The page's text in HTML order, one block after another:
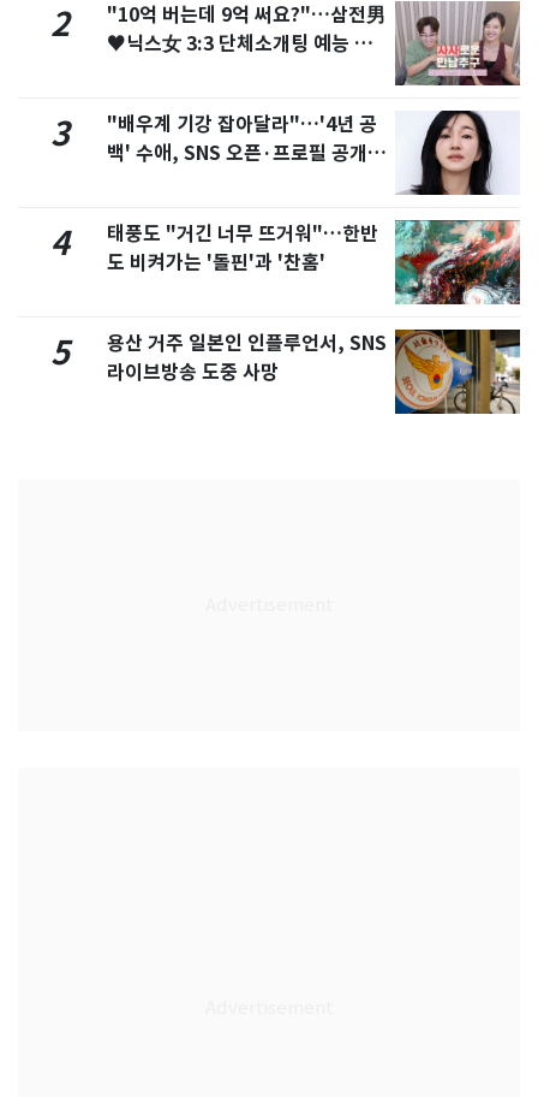
2
"10억 버는데 9억 써요?"…삼전男
♥닉스女 3:3 단체소개팅 예능 화
3
"배우계 기강 잡아달라"…'4년 공
백' 수애, SNS 오픈·프로필 공개
4
태풍도 "거긴 너무 뜨거워"…한반
도 비켜가는 '돌핀'과 '찬홈'
5
용산 거주 일본인 인플루언서, SNS
라이브방송 도중 사망